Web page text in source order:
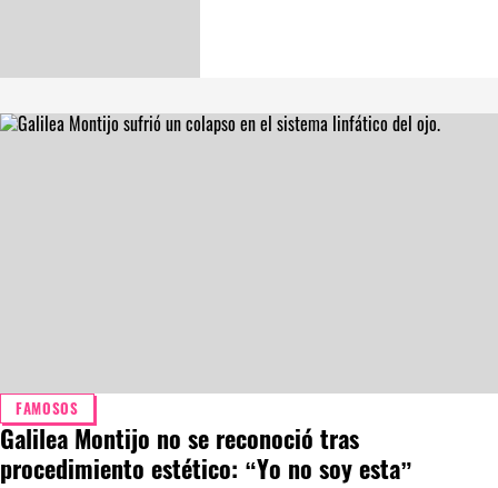
FAMOSOS
Galilea Montijo no se reconoció tras
procedimiento estético: “Yo no soy esta”